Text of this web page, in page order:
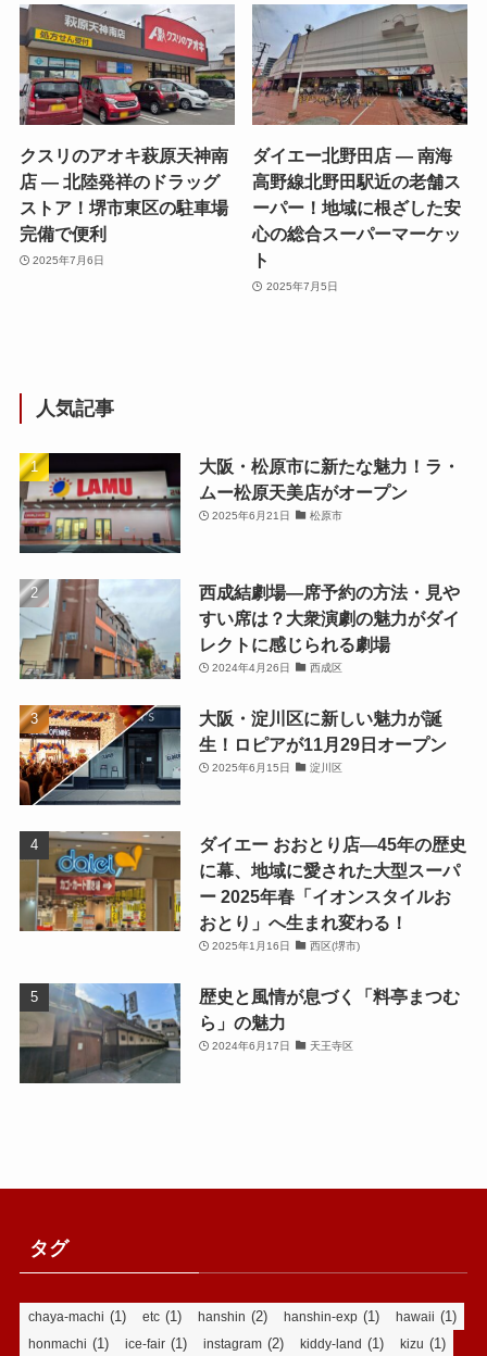
クスリのアオキ萩原天神南
店 — 北陸発祥のドラッグ
ストア！堺市東区の駐車場
完備で便利
2025年7月6日
ダイエー北野田店 — 南海
高野線北野田駅近の老舗ス
ーパー！地域に根ざした安
心の総合スーパーマーケッ
ト
2025年7月5日
人気記事
大阪・松原市に新たな魅力！ラ・
ムー松原天美店がオープン
2025年6月21日 松原市
西成結劇場—席予約の方法・見や
すい席は？大衆演劇の魅力がダイ
レクトに感じられる劇場
2024年4月26日 西成区
大阪・淀川区に新しい魅力が誕
生！ロピアが11月29日オープン
2025年6月15日 淀川区
ダイエー おおとり店—45年の歴史
に幕、地域に愛された大型スーパ
ー 2025年春「イオンスタイルお
おとり」へ生まれ変わる！
2025年1月16日 西区(堺市)
歴史と風情が息づく「料亭まつむ
ら」の魅力
2024年6月17日 天王寺区
タグ
chaya-machi (1) etc (1) hanshin (2) hanshin-exp (1) hawaii (1)
honmachi (1) ice-fair (1) instagram (2) kiddy-land (1) kizu (1)